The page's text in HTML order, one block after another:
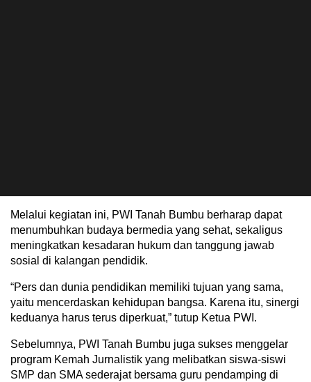
Melalui kegiatan ini, PWI Tanah Bumbu berharap dapat
menumbuhkan budaya bermedia yang sehat, sekaligus
meningkatkan kesadaran hukum dan tanggung jawab
sosial di kalangan pendidik.
“Pers dan dunia pendidikan memiliki tujuan yang sama,
yaitu mencerdaskan kehidupan bangsa. Karena itu, sinergi
keduanya harus terus diperkuat,” tutup Ketua PWI.
Sebelumnya, PWI Tanah Bumbu juga sukses menggelar
program Kemah Jurnalistik yang melibatkan siswa-siswi
SMP dan SMA sederajat bersama guru pendamping di